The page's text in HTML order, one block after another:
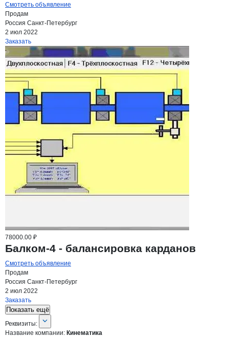
Смотреть объявление
Продам
Россия Санкт-Петербург
2 июл 2022
Заказать
78000.00 ₽
Балком-4 - балансировка карданов
Смотреть объявление
Продам
Россия Санкт-Петербург
2 июл 2022
Заказать
Показать ещё
О компании
Реквизиты
Реквизиты:
Название компании: Кинематика